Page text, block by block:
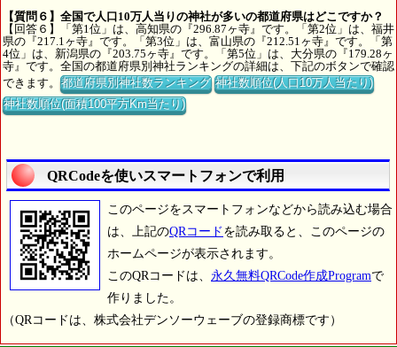
【質問６】全国で人口10万人当りの神社が多いの都道府県はどこですか？
【回答６】「第1位」は、高知県の『296.87ヶ寺』です。「第2位」は、福井
県の『217.1ヶ寺』です。「第3位」は、富山県の『212.51ヶ寺』です。「第
4位」は、新潟県の『203.75ヶ寺』です。「第5位」は、大分県の『179.28ヶ
寺』です。全国の都道府県別神社ランキングの詳細は、下記のボタンで確認
できます。都道府県別神社数ランキング 神社数順位(人口10万人当たり)
神社数順位(面積100平方Km当たり)
QRCodeを使いスマートフォンで利用
このページをスマートフォンなどから読み込む場合
は、上記のQRコード を読み取ると、このページの
ホームページが表示されます。
このQRコードは、 永久無料QRCode作成Programで
作りました。
（QRコードは、株式会社デンソーウェーブの登録商標です）